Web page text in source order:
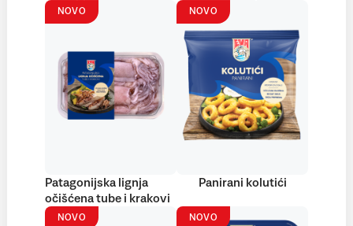
NOVO
Patagonijska lignja
očišćena tube i krakovi
NOVO
Panirani kolutići
NOVO NOVO